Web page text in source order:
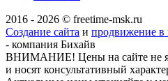
2016 - 2026 © freetime-msk.ru
Создание сайта и продвижение в
- компания Бихайв
ВНИМАНИЕ! Цены на сайте не
и носят консультативный